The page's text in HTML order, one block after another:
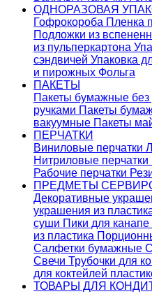
ОДНОРАЗОВАЯ
Гофрокороба Пленка
Подложки из
из пульперкартона
сэндвичей Упаковка
и пирожных Фольга
ПАКЕТЫ
Пакеты бумажные без
ручками Пакеты
вакуумные Пакеты
ПЕРЧАТКИ
Виниловые перчатки
Нитриловые перчатки
Рабочие перчатки
ПРЕДМЕТЫ
Декоративные
украшения из
суши Пики для канапе
из пластика
Салфетки бумажные
Свечи Трубочки для
для коктейлей
ТОВАРЫ ДЛЯ